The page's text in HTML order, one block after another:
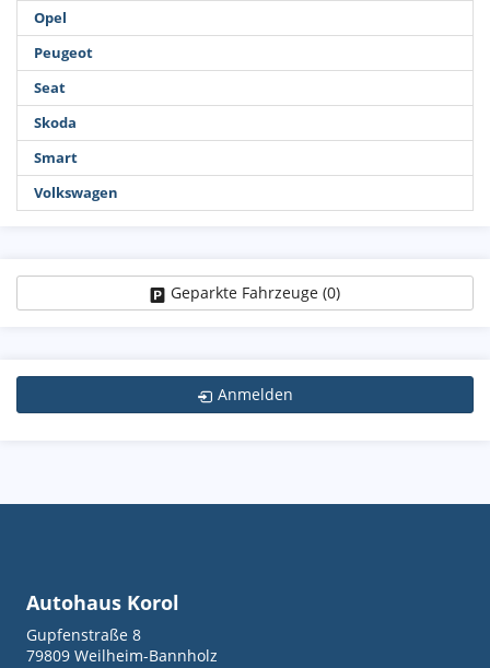
Opel
Peugeot
Seat
Skoda
Smart
Volkswagen
Geparkte Fahrzeuge (0)
Anmelden
Autohaus Korol
Gupfenstraße 8
79809 Weilheim-Bannholz